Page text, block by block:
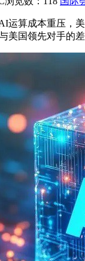
运算成本重压，
美国领先对手的